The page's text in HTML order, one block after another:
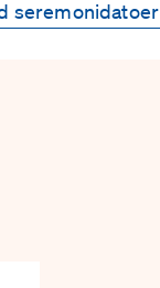
seremonidatoer